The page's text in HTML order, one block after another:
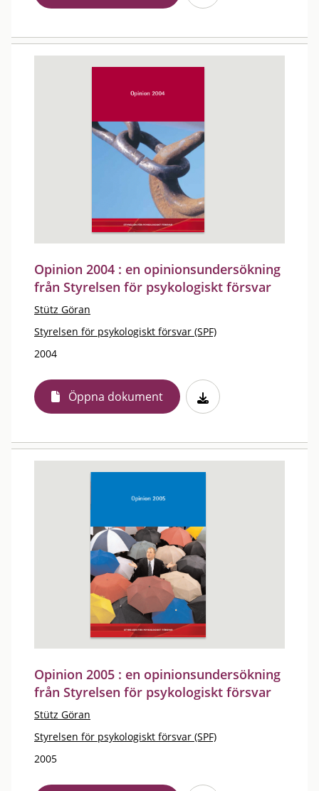
Opinion 2004 : en opinionsundersökning
från Styrelsen för psykologiskt försvar
Stütz Göran
Styrelsen för psykologiskt försvar (SPF)
2004
Öppna dokument
Opinion 2005 : en opinionsundersökning
från Styrelsen för psykologiskt försvar
Stütz Göran
Styrelsen för psykologiskt försvar (SPF)
2005